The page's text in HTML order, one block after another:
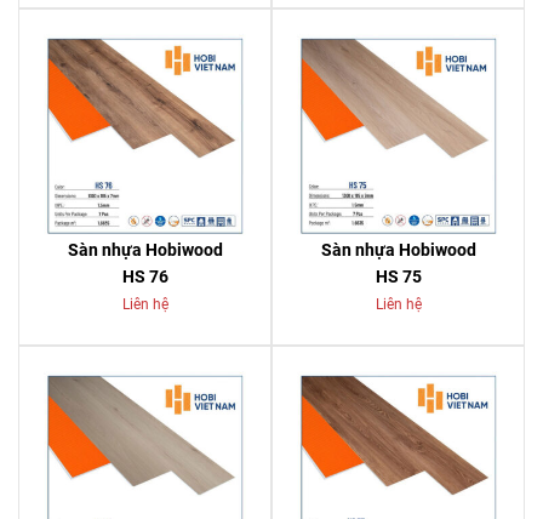
Sàn nhựa Hobiwood
HS 76
Liên hệ
Sàn nhựa Hobiwood
HS 75
Liên hệ